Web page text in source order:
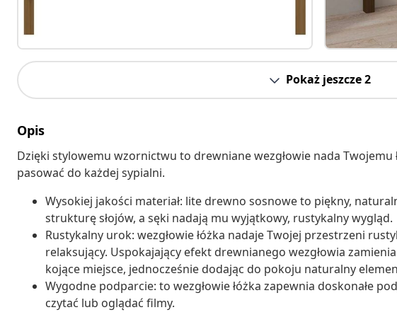
Pokaż jeszcze 2
Opis
Dzięki stylowemu wzornictwu to drewniane wezgłowie nada
pasować do każdej sypialni.
Wysokiej jakości materiał: lite drewno sosnowe to piękny,
strukturę słojów, a sęki nadają mu wyjątkowy, rustykalny wygląd.
Rustykalny urok: wezgłowie łóżka nadaje Twojej przestrzeni
relaksujący. Uspokajający efekt drewnianego wezgłowia
kojące miejsce, jednocześnie dodając do pokoju naturalny
Wygodne podparcie: to wezgłowie łóżka zapewnia doskonałe
czytać lub oglądać filmy.